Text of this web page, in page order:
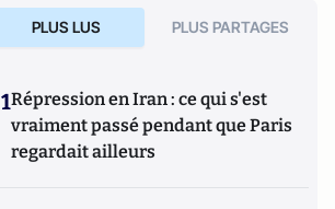
PLUS LUS PLUS PARTAGES
1Répression en Iran : ce qui s'est
vraiment passé pendant que Paris
regardait ailleurs